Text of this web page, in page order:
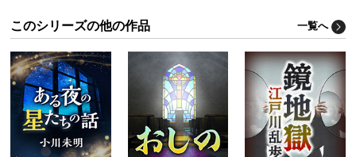
このシリーズの他の作品 一覧へ